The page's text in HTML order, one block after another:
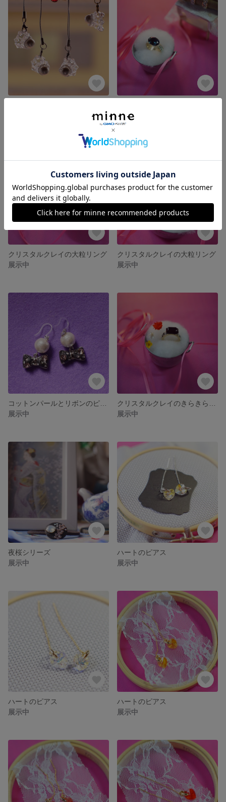
展示中
クリスタルクレイの大粒リング
展示中
クリスタルクレイの大粒リング
展示中
展示中
展示中
夜桜シリーズ
展示中
ハートのピアス
展示中
ハートのピアス
展示中
ハートのピアス
展示中